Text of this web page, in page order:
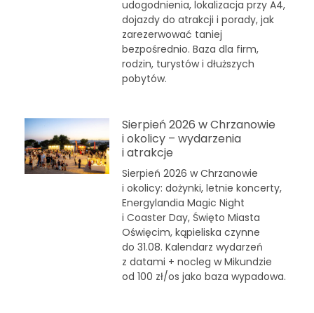
udogodnienia, lokalizacja przy A4,
dojazdy do atrakcji i porady, jak
zarezerwować taniej
bezpośrednio. Baza dla firm,
rodzin, turystów i dłuższych
pobytów.
Sierpień 2026 w Chrzanowie
i okolicy – wydarzenia
i atrakcje
Sierpień 2026 w Chrzanowie
i okolicy: dożynki, letnie koncerty,
Energylandia Magic Night
i Coaster Day, Święto Miasta
Oświęcim, kąpieliska czynne
do 31.08. Kalendarz wydarzeń
z datami + nocleg w Mikundzie
od 100 zł/os jako baza wypadowa.